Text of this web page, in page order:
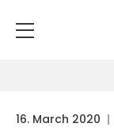
16. March 2020